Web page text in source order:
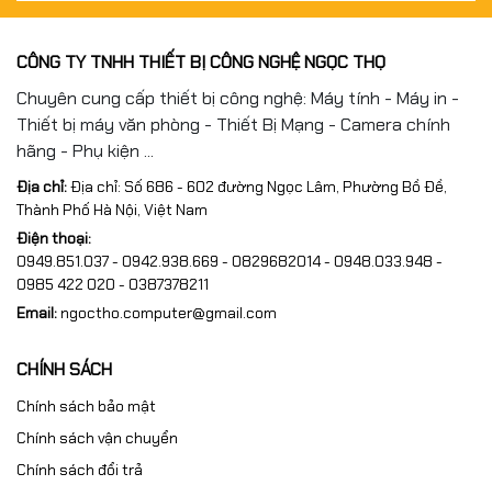
CÔNG TY TNHH THIẾT BỊ CÔNG NGHỆ NGỌC THỌ
Chuyên cung cấp thiết bị công nghệ: Máy tính - Máy in -
Thiết bị máy văn phòng - Thiết Bị Mạng - Camera chính
hãng - Phụ kiện ...
Địa chỉ:Địa chỉ: Số 686 - 602 đường Ngọc Lâm, Phường Bồ Đề,
Thành Phố Hà Nội, Việt Nam
Điện thoại:
0949.851.037 - 0942.938.669 - 0829682014 - 0948.033.948 -
0985 422 020 - 0387378211
Email:ngoctho.computer@gmail.com
CHÍNH SÁCH
Chính sách bảo mật
Chính sách vận chuyển
Chính sách đổi trả